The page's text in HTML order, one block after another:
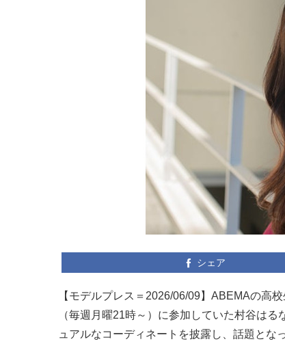
シェア
【モデルプレス＝2026/06/09】ABEMAの高
（毎週月曜21時～）に参加していた村谷は
ュアルなコーディネートを披露し、話題とな